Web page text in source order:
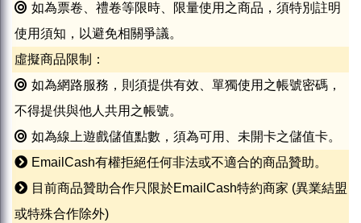
如為票卷、禮卷等限時、限量使用之商品，須特別註明
使用須知，以避免相關爭議。
虛擬商品限制：
如為網路服務，則須提供有效、單獨使用之帳號密碼，
不得提供與他人共用之帳號。
如為線上遊戲儲值點數，須為可用、未開卡之儲值卡。
EmailCash有權拒絕任何非法或不適合的商品贊助。
目前商品贊助合作只限於EmailCash特約商家 (異業結盟
或特殊合作除外)